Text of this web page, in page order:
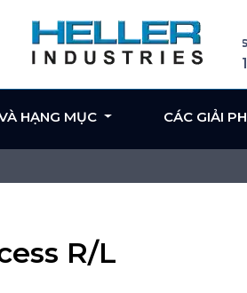
R/L
HẠNG MỤC CÁC GIẢI